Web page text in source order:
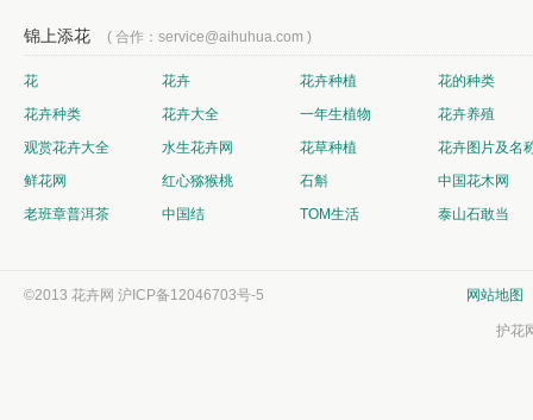
锦上添花 ( 合作：service@aihuhua.com )
花 花卉 花卉种植
花的种类
花卉种类
花卉大全 一年生植物
花卉养殖
观赏花卉大全
水生花卉网 花草种植
花卉图片及名
鲜花网
红心猕猴桃 石斛
中国花木网
老班章普洱茶
中国结 TOM生活 泰山石敢当
©2013 花卉网 沪ICP备12046703号-5 网站地图
护花